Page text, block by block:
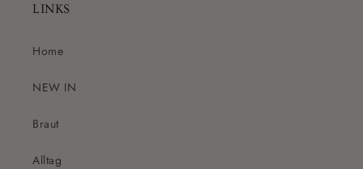
LINKS
Home
NEW IN
Braut
Alltag